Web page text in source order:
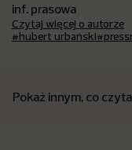
inf. prasowa
Czytaj więcej o autorze
#hubert urbański
Pokaż innym, co